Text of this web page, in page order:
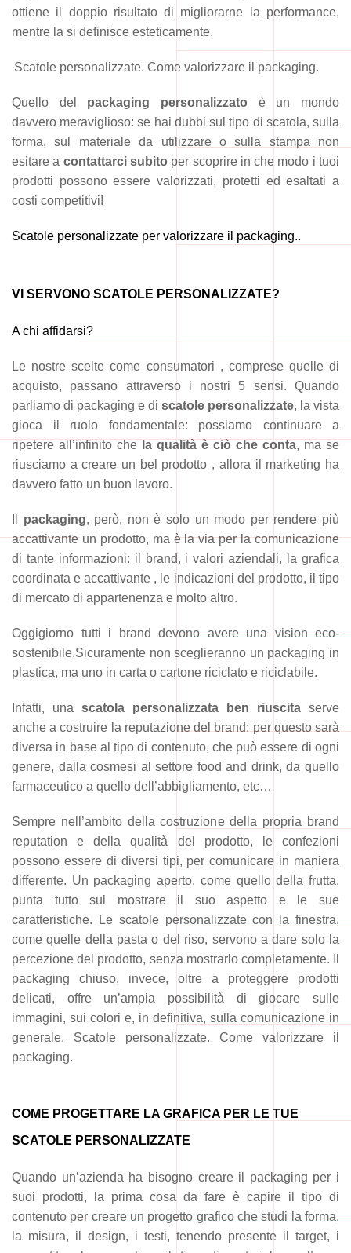
ottiene il doppio risultato di migliorarne la performance,
mentre la si definisce esteticamente.
Scatole personalizzate. Come valorizzare il packaging.
Quello del packaging personalizzato è un mondo
davvero meraviglioso: se hai dubbi sul tipo di scatola, sulla
forma, sul materiale da utilizzare o sulla stampa non
esitare a contattarci subito per scoprire in che modo i tuoi
prodotti possono essere valorizzati, protetti ed esaltati a
costi competitivi!
Scatole personalizzate per valorizzare il packaging..
VI SERVONO SCATOLE PERSONALIZZATE?
A chi affidarsi?
Le nostre scelte come consumatori , comprese quelle di
acquisto, passano attraverso i nostri 5 sensi. Quando
parliamo di packaging e di scatole personalizzate, la vista
gioca il ruolo fondamentale: possiamo continuare a
ripetere all’infinito che la qualità è ciò che conta, ma se
riusciamo a creare un bel prodotto , allora il marketing ha
davvero fatto un buon lavoro.
packaging, però, non è solo un modo per rendere più
accattivante un prodotto, ma è la via per la comunicazione
di tante informazioni: il brand, i valori aziendali, la grafica
coordinata e accattivante , le indicazioni del prodotto, il tipo
di mercato di appartenenza e molto altro.
Oggigiorno tutti i brand devono avere una vision eco-
sostenibile.Sicuramente non sceglieranno un packaging in
plastica, ma uno in carta o cartone riciclato e riciclabile.
Infatti, una scatola personalizzata ben riuscita serve
anche a costruire la reputazione del brand: per questo sarà
diversa in base al tipo di contenuto, che può essere di ogni
genere, dalla cosmesi al settore food and drink, da quello
farmaceutico a quello dell’abbigliamento, etc…
Sempre nell’ambito della costruzione della propria brand
reputation e della qualità del prodotto, le confezioni
possono essere di diversi tipi, per comunicare in maniera
differente. Un packaging aperto, come quello della frutta,
punta tutto sul mostrare il suo aspetto e le sue
caratteristiche. Le scatole personalizzate con la finestra,
come quelle della pasta o del riso, servono a dare solo la
percezione del prodotto, senza mostrarlo completamente. Il
packaging chiuso, invece, oltre a proteggere prodotti
delicati, offre un’ampia possibilità di giocare sulle
immagini, sui colori e, in definitiva, sulla comunicazione in
generale. Scatole personalizzate. Come valorizzare il
packaging.
COME PROGETTARE LA GRAFICA PER LE TUE
SCATOLE PERSONALIZZATE
Quando un’azienda ha bisogno creare il packaging per i
suoi prodotti, la prima cosa da fare è capire il tipo di
contenuto per creare un progetto grafico che studi la forma,
la misura, il design, i testi, tenendo presente il target, i